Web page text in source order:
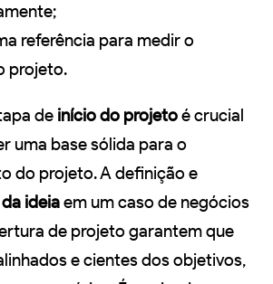
referência para medir o
projeto.
de início do projetoé crucial
uma base sólida para o
do projeto. A definição e
ideiaem um caso de negócios
de projeto garantem que
e cientes dos objetivos,